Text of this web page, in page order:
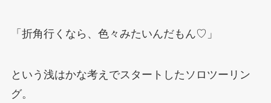
「折角行くなら、色々みたいんだもん♡」
という浅はかな考えでスタートしたソロツーリン
グ。